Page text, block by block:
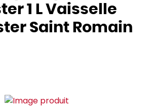
1 L Vaisselle
Saint Romain